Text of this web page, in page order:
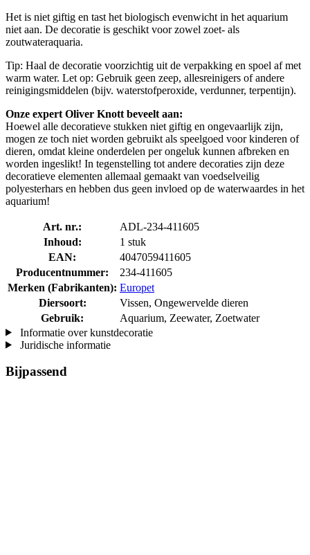
Het is niet giftig en tast het biologisch evenwicht in het aquarium
niet aan. De decoratie is geschikt voor zowel zoet- als
zoutwateraquaria.
Tip: Haal de decoratie voorzichtig uit de verpakking en spoel af met
warm water. Let op: Gebruik geen zeep, allesreinigers of andere
reinigingsmiddelen (bijv. waterstofperoxide, verdunner, terpentijn).
Onze expert Oliver Knott beveelt aan:
Hoewel alle decoratieve stukken niet giftig en ongevaarlijk zijn,
mogen ze toch niet worden gebruikt als speelgoed voor kinderen of
dieren, omdat kleine onderdelen per ongeluk kunnen afbreken en
worden ingeslikt! In tegenstelling tot andere decoraties zijn deze
decoratieve elementen allemaal gemaakt van voedselveilig
polyesterhars en hebben dus geen invloed op de waterwaardes in het
aquarium!
Art. nr.:
ADL-234-411605
Inhoud:
1 stuk
EAN:
4047059411605
Producentnummer:
234-411605
Merken (Fabrikanten): Europet
Diersoort:
Vissen, Ongewervelde dieren
Gebruik:
Aquarium, Zeewater, Zoetwater
Informatie over kunstdecoratie
Juridische informatie
Bijpassend